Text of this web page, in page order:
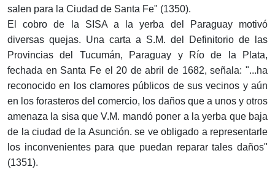
salen para la Ciudad de Santa Fe" (1350).
El cobro de la SISA a la yerba del Paraguay motivó
diversas quejas. Una carta a S.M. del Definitorio de las
Provincias del Tucumán, Paraguay y Río de la Plata,
fechada en Santa Fe el 20 de abril de 1682, señala: "...ha
reconocido en los clamores públicos de sus vecinos y aún
en los forasteros del comercio, los daños que a unos y otros
amenaza la sisa que V.M. mandó poner a la yerba que baja
de la ciudad de la Asunción. se ve obligado a representarle
los inconvenientes para que puedan reparar tales daños"
(1351).